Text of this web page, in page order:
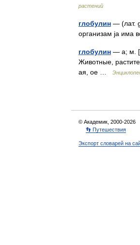
растений
глобулин — (лат.
организам ја има
глобулин — а; м.
Животные,
ая, ое …
© Академик, 2000-2026
👣 Путешествия
Экспорт словарей на